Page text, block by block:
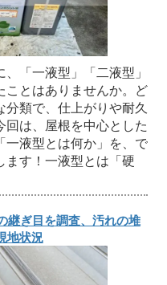
「一液型」「二液型」
ことはありませんか。ど
類で、仕上がりや耐久
回は、屋根を中心とした
一液型とは何か」を、で
ます！一液型とは「硬
継ぎ目を調査、汚れの堆
地状況